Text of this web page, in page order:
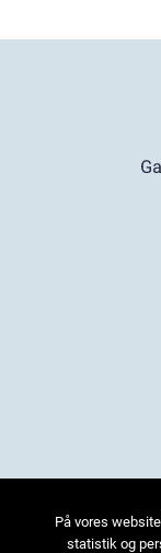
På vores
statistik og